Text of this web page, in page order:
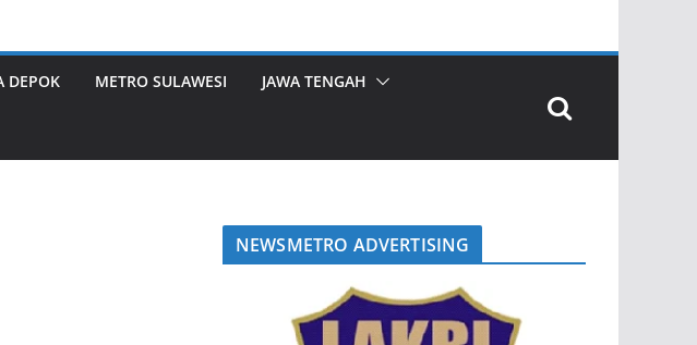
DEPOK METRO SULAWESI JAWA TENGAH
NEWSMETRO ADVERTISING